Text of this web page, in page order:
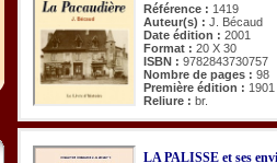
Référence : 1419
Auteur(s) : J. Bécaud
Date édition : 2001
Format : 20 X 30
ISBN : 9782843730757
Nombre de pages : 98
Première édition : 1901
Reliure : br.
LA PALISSE et ses